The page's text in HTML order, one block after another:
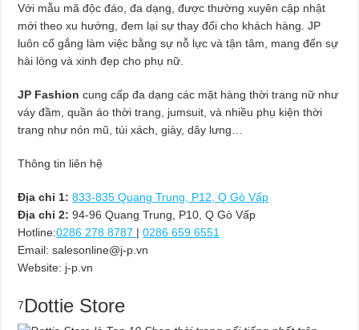
Với mẫu mã độc đáo, đa dạng, được thường xuyên cập nhật
mới theo xu hướng, đem lại sự thay đổi cho khách hàng. JP
luôn cố gắng làm việc bằng sự nỗ lực và tận tâm, mang đến sự
hài lòng và xinh đẹp cho phụ nữ.
JP Fashion cung cấp đa dạng các mặt hàng thời trang nữ như
váy đầm, quần áo thời trang, jumsuit, và nhiều phụ kiện thời
trang như nón mũ, túi xách, giày, dây lưng…
Thông tin liên hệ
Địa chỉ 1: 833-835 Quang Trung, P12, Q Gò Vấp
Địa chỉ 2: 94-96 Quang Trung, P10, Q Gò Vấp
Hotline:0286 278 8787 |0286 659 6551
Email:salesonline@j-p.vn
Website: j-p.vn
7Dottie Store